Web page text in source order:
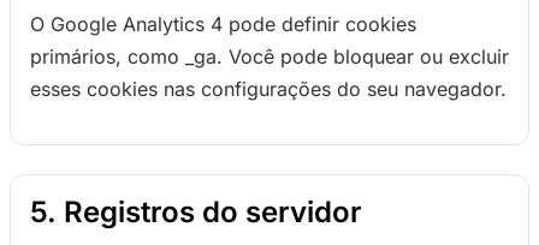
O Google Analytics 4 pode definir cookies
primários, como _ga. Você pode bloquear ou excluir
esses cookies nas configurações do seu navegador.
5. Registros do servidor